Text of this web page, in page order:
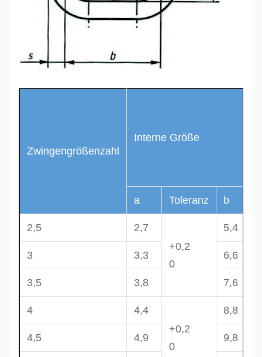
Zwingengrößenzahl
Interne Größe
a Toleranz b
2,5
2,7
+0,2
0
5,4
3 3,3 6,6
3,5 3,8 7,6
4
4,4
+0,2
0
8,8
4,5 4,9 9,8